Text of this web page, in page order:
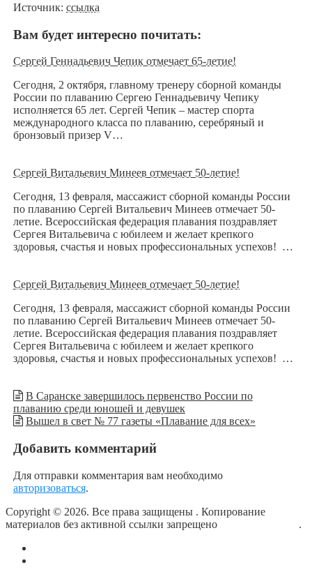
Источник: ссылка
Вам будет интересно почитать:
Сергей Геннадьевич Чепик отмечает 65-летие!
Сегодня, 2 октября, главному тренеру сборной команды
России по плаванию Сергею Геннадьевичу Чепику
исполняется 65 лет. Сергей Чепик – мастер спорта
международного класса по плаванию, серебряный и
бронзовый призер V…
Сергей Витальевич Минеев отмечает 50-летие!
Сегодня, 13 февраля, массажист сборной команды России
по плаванию Сергей Витальевич Минеев отмечает 50-
летие. Всероссийская федерация плавания поздравляет
Сергея Витальевича с юбилеем и желает крепкого
здоровья, счастья и новых профессиональных успехов! …
Сергей Витальевич Минеев отмечает 50-летие!
Сегодня, 13 февраля, массажист сборной команды России
по плаванию Сергей Витальевич Минеев отмечает 50-
летие. Всероссийская федерация плавания поздравляет
Сергея Витальевича с юбилеем и желает крепкого
здоровья, счастья и новых профессиональных успехов! …
В Саранске завершилось первенство России по
плаванию среди юношей и девушек
Вышел в свет № 77 газеты «Плавание для всех»
Добавить комментарий
Для отправки комментария вам необходимо
авторизоваться.
Copyright © 2026. Все права защищены . Копирование
материалов без активной ссылки запрещено
.